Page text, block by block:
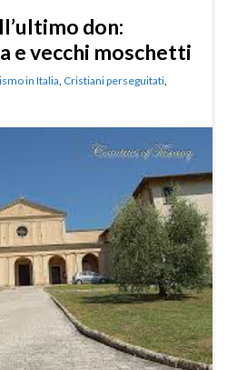
don:
e vecchi moschetti
in Italia, Cristiani perseguitati,